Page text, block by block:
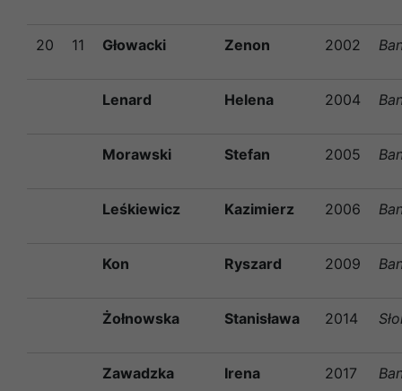
20 11 Głowacki Zenon 2002
Lenard Helena 2004
Morawski Stefan 2005
Leśkiewicz Kazimierz 2006
Kon Ryszard 2009
Żołnowska Stanisława 2014
Zawadzka Irena 2017